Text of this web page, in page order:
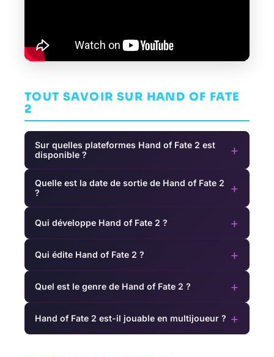
TOUT SAVOIR SUR HAND OF FATE
2
Sur quelles plateformes Hand of Fate 2 est
disponible ?
+
Quelle est la date de sortie de Hand of Fate 2
?
+
Qui développe Hand of Fate 2 ? +
Qui édite Hand of Fate 2 ? +
Quel est le genre de Hand of Fate 2 ? +
Hand of Fate 2 est-il jouable en multijoueur ? +
Moonbreaker